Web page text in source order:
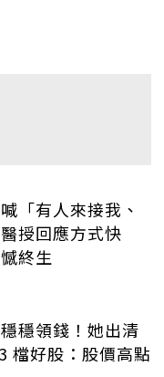
「有人來接我、
授回應方式快
終生
穩領錢！她出清
檔好股：股價高點